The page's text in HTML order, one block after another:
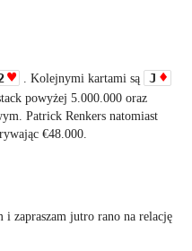
. Kolejnymi kartami są J
powyżej 5.000.000 oraz
Patrick Renkers natomiast
€48.000.
zapraszam jutro rano na relację